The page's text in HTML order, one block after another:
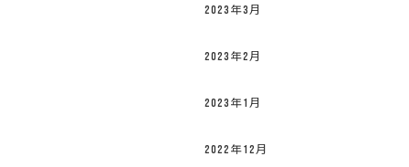
2023年3月
2023年2月
2023年1月
2022年12月